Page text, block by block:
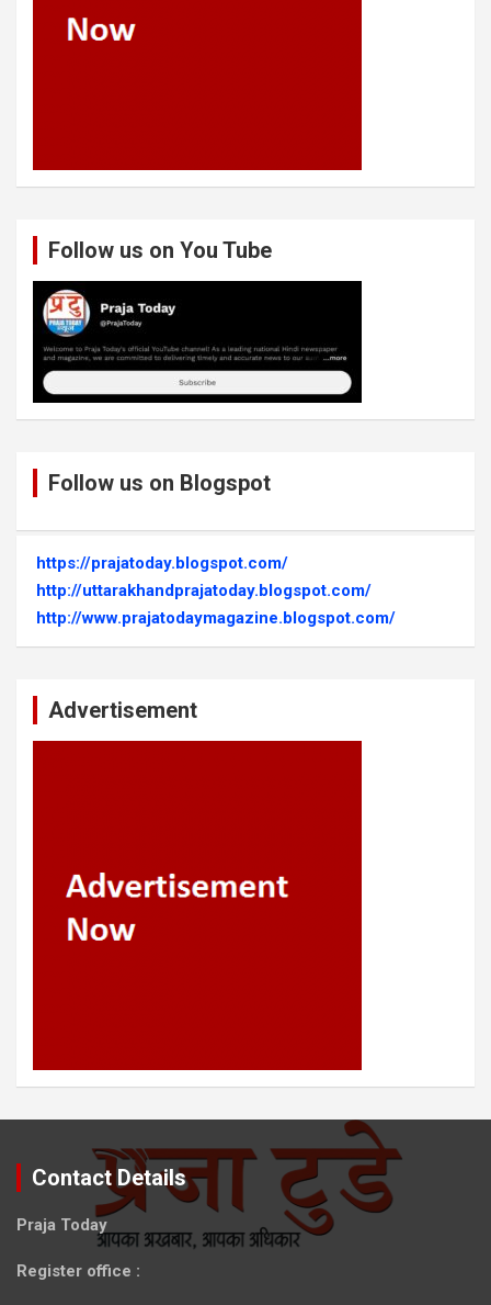
Follow us on You Tube
Follow us on Blogspot
https://prajatoday.blogspot.com/
http://uttarakhandprajatoday.blogspot.com/
http://www.prajatodaymagazine.blogspot.com/
Advertisement
Contact Details
Praja Today
Register office :